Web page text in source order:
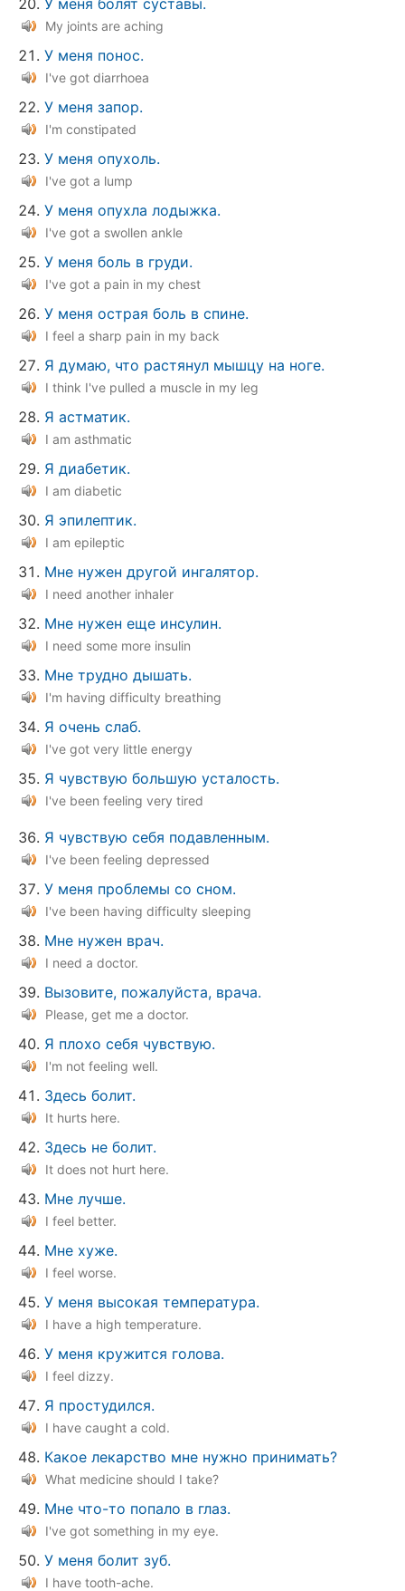
У меня болят суставы.
My joints are aching
У меня понос.
I've got diarrhoea
У меня запор.
I'm constipated
У меня опухоль.
I've got a lump
У меня опухла лодыжка.
I've got a swollen ankle
У меня боль в груди.
I've got a pain in my chest
У меня острая боль в спине.
I feel a sharp pain in my back
Я думаю, что растянул мышцу на ноге.
I think I've pulled a muscle in my leg
Я астматик.
I am asthmatic
Я диабетик.
I am diabetic
Я эпилептик.
I am epileptic
Мне нужен другой ингалятор.
I need another inhaler
Мне нужен еще инсулин.
I need some more insulin
Мне трудно дышать.
I'm having difficulty breathing
Я очень слаб.
I've got very little energy
Я чувствую большую усталость.
I've been feeling very tired
Я чувствую себя подавленным.
I've been feeling depressed
У меня проблемы со сном.
I've been having difficulty sleeping
Мне нужен врач.
I need a doctor.
Вызовите, пожалуйста, врача.
Please, get me a doctor.
Я плохо себя чувствую.
I'm not feeling well.
Здесь болит.
It hurts here.
Здесь не болит.
It does not hurt here.
Мне лучше.
I feel better.
Мне хуже.
I feel worse.
У меня высокая температура.
I have a high temperature.
У меня кружится голова.
I feel dizzy.
Я простудился.
I have caught a cold.
Какое лекарство мне нужно принимать?
What medicine should I take?
Мне что-то попало в глаз.
I've got something in my eye.
У меня болит зуб.
I have tooth-ache.